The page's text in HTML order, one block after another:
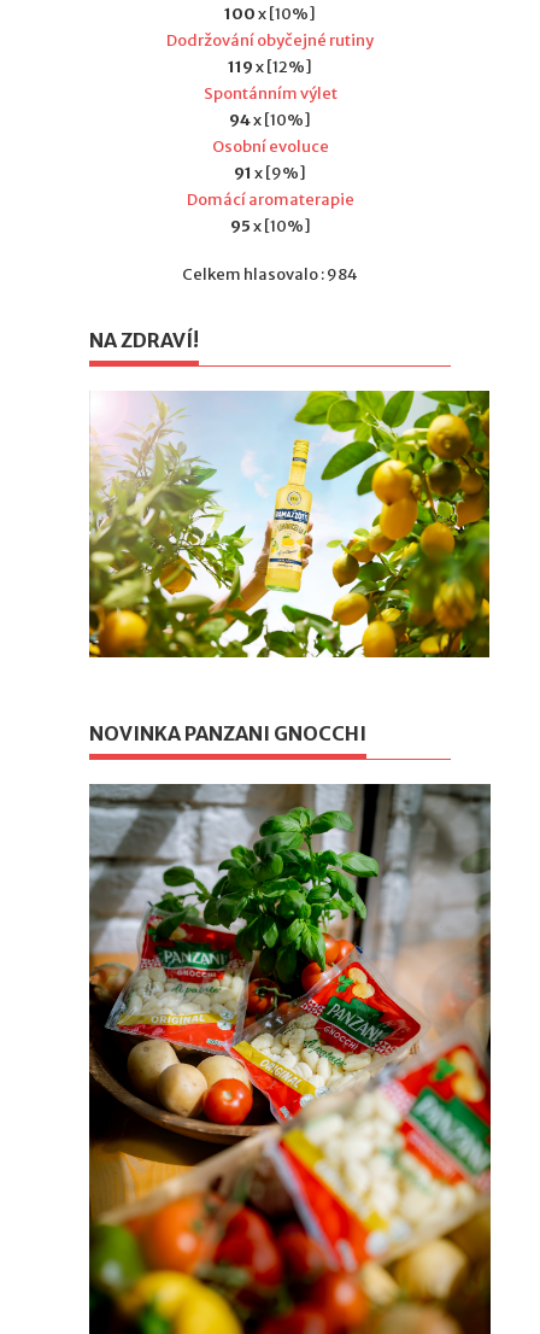
100x [10%]
Dodržování obyčejné rutiny
119x [12%]
Spontánním výlet
94x [10%]
Osobní evoluce
91 x [9%]
Domácí aromaterapie
95x [10%]
Celkem hlasovalo : 984
NA ZDRAVÍ!
NOVINKA PANZANI GNOCCHI